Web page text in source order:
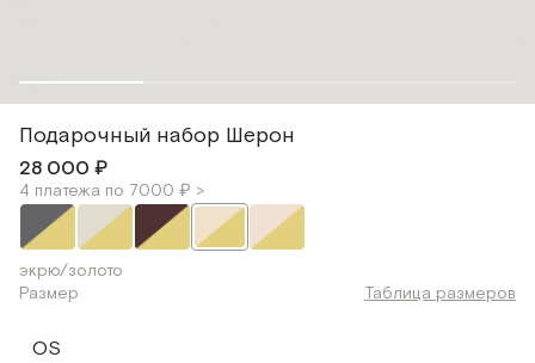
Подарочный набор Шерон
28 000 ₽
4 платежа по 7000 ₽ >
экрю/золото
Размер
Таблица размеров
OS